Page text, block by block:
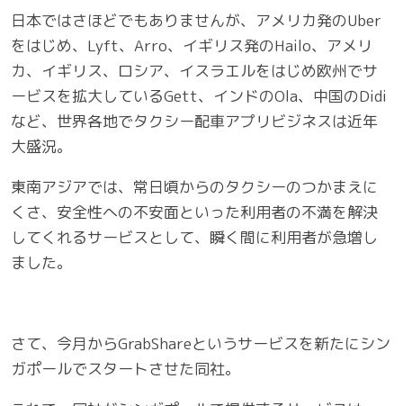
日本ではさほどでもありませんが、アメリカ発のUber
をはじめ、Lyft、Arro、イギリス発のHailo、アメリ
カ、イギリス、ロシア、イスラエルをはじめ欧州でサ
ービスを拡大しているGett、インドのOla、中国のDidi
など、世界各地でタクシー配車アプリビジネスは近年
大盛況。
東南アジアでは、常日頃からのタクシーのつかまえに
くさ、安全性への不安面といった利用者の不満を解決
してくれるサービスとして、瞬く間に利用者が急増し
ました。
さて、今月からGrabShareというサービスを新たにシン
ガポールでスタートさせた同社。